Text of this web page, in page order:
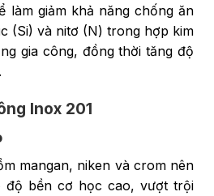
làm giảm khả năng chống ăn
(Si) và nitơ (N) trong hợp kim
gia công, đồng thời tăng độ
Inox 201
mangan, niken và crom nên
độ bền cơ học cao, vượt trội